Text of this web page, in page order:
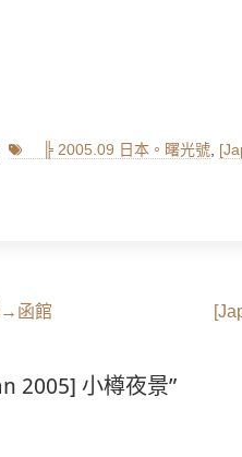
Tags ╠ 2005.09 日本。曙光號
→函館
Next
2005] 小樽夜景”